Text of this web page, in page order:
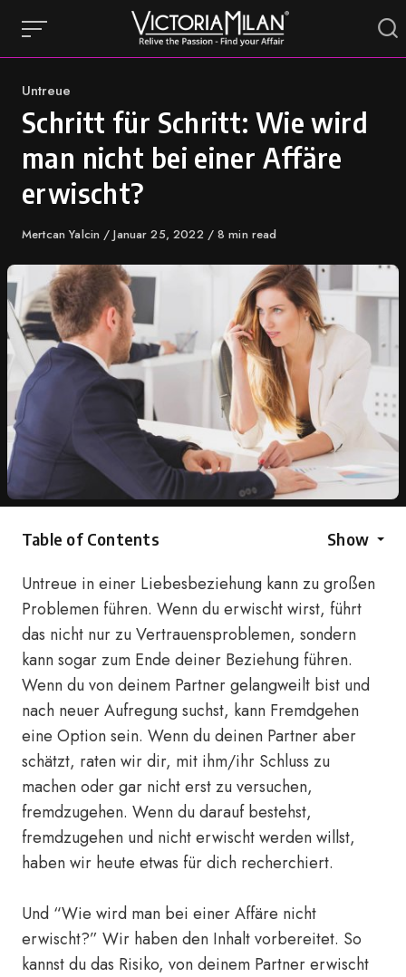
content
Category
Untreue
Schritt für Schritt: Wie wird
man nicht bei einer Affäre
erwischt?
Author
Mertcan Yalcin
Published
Januar 25, 2022 8 min read
Table of Contents Show
Untreue in einer Liebesbeziehung kann zu großen
Problemen führen. Wenn du erwischt wirst, führt
das nicht nur zu Vertrauensproblemen, sondern
kann sogar zum Ende deiner Beziehung führen.
Wenn du von deinem Partner gelangweilt bist und
nach neuer Aufregung suchst, kann Fremdgehen
eine Option sein. Wenn du deinen Partner aber
schätzt, raten wir dir, mit ihm/ihr Schluss zu
machen oder gar nicht erst zu versuchen,
fremdzugehen. Wenn du darauf bestehst,
fremdzugehen und nicht erwischt werden willst,
haben wir heute etwas für dich recherchiert.
Und “Wie wird man bei einer Affäre nicht
erwischt?” Wir haben den Inhalt vorbereitet. So
kannst du das Risiko, von deinem Partner erwischt